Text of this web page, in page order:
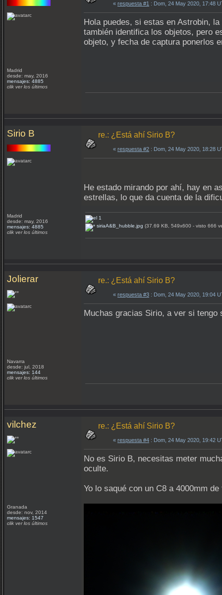
Madrid
desde: may, 2016
mensajes: 4885
clik ver los últimos
« respuesta #1 : Dom, 24 May 2020, 17:48
Hola puedes, si estas en Astrobin,
también identifica los objetos, pero
objeto, y fecha de captura ponerlos
Sirio B
Madrid
desde: may, 2016
mensajes: 4885
clik ver los últimos
re.: ¿Está ahí Sirio B?
« respuesta #2 : Dom, 24 May 2020, 18:28
He estado mirando por ahí, hay en
estrellas, lo que da cuenta de la
siriaA&B_hubble.jpg (37.69 KB, 549x600 - visto 666
Jolierar
Navarra
desde: jul, 2018
mensajes: 144
clik ver los últimos
re.: ¿Está ahí Sirio B?
« respuesta #3 : Dom, 24 May 2020, 19:04
Muchas gracias Sirio, a ver si tengo
vilchez
Granada
desde: nov, 2014
mensajes: 1547
clik ver los últimos
re.: ¿Está ahí Sirio B?
« respuesta #4 : Dom, 24 May 2020, 19:42
No es Sirio B, necesitas meter
oculte.
Yo lo saqué con un C8 a 4000mm de